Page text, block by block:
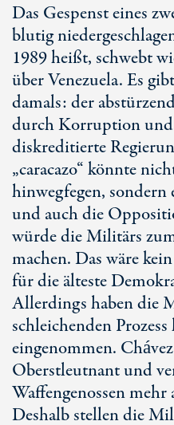
Das Gespenst eines
blutig
1989 heißt, schwebt
über Venezuela. Es
damals: der
durch Korruption
diskreditierte
„caracazo“ könnte
hinwegfegen,
und auch die
würde die Militärs
machen. Das wäre
für die älteste
Allerdings haben die
schleichenden
eingenommen.
Oberstleutnant und
Waffengenossen
Deshalb stellen die